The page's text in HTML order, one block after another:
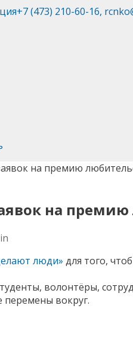
+7 (473) 210-60-16,
на премию
на
люди» для того,
волонтёры,
вокруг.